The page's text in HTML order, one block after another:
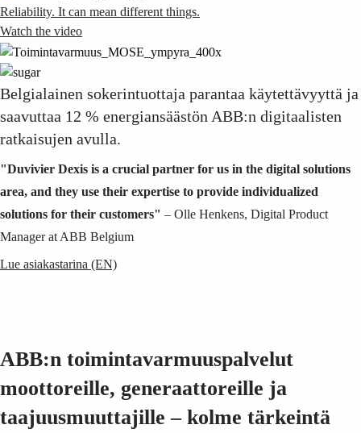
Suggestions
Products
See more products
0
Reliability. It can mean different things.
Watch the video
Belgialainen sokerintuottaja parantaa käytettävyyttä ja
saavuttaa 12 % energiansäästön ABB:n digitaalisten
ratkaisujen avulla.
"Duvivier Dexis is a crucial partner for us in the digital solutions
area, and they use their expertise to provide individualized
solutions for their customers" – Olle Henkens, Digital Product
Manager at ABB Belgium
Lue asiakastarina (EN)
ABB:n toimintavarmuuspalvelut
moottoreille, generaattoreille ja
taajuusmuuttajille – kolme tärkeintä